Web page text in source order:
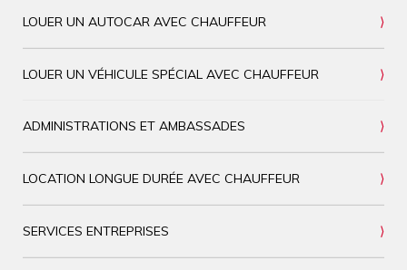
LOUER UN AUTOCAR AVEC CHAUFFEUR
LOUER UN VÉHICULE SPÉCIAL AVEC CHAUFFEUR
ADMINISTRATIONS ET AMBASSADES
LOCATION LONGUE DURÉE AVEC CHAUFFEUR
SERVICES ENTREPRISES